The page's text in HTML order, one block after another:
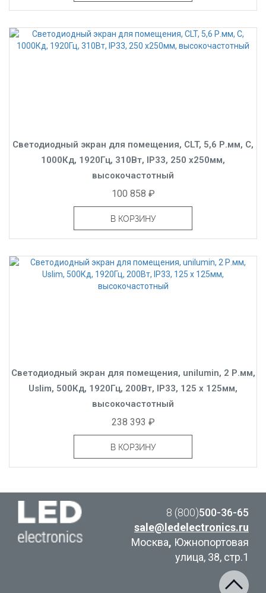
Светодиодный экран для помещения, CLT, 5,6 Р.мм, C,
1000Кд, 1920Гц, 310Вт, IP33, 250 x250мм,
высокочастотный
100 858 ₽
В КОРЗИНУ
Светодиодный экран для помещения, unilumin, 2 Р.мм,
Uslim, 500Кд, 1920Гц, 200Вт, IP33, 125 x 125мм,
высокочастотный
238 393 ₽
В КОРЗИНУ
8 (800)500-36-65
sale@ledelectronics.ru
Москва, Южнопортовая
улица, 38, стр.1